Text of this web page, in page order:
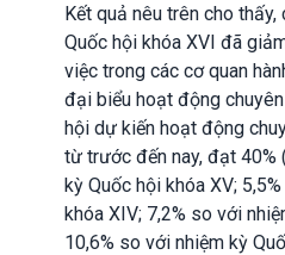
Kết quả nêu trên cho
Quốc hội khóa XVI đã
việc trong các cơ quan
đại biểu hoạt động
hội dự kiến hoạt động
từ trước đến nay, đạt 40%
kỳ Quốc hội khóa XV;
khóa XIV; 7,2% so với
10,6% so với nhiệm kỳ